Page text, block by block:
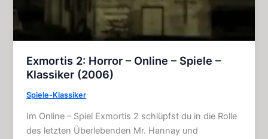
Exmortis 2: Horror – Online – Spiele –
Klassiker (2006)
Spiele-Klassiker
Im Online – Spiel Exmortis 2 schlüpfst du in die Rolle
des letzten Überlebenden Mr. Hannay und